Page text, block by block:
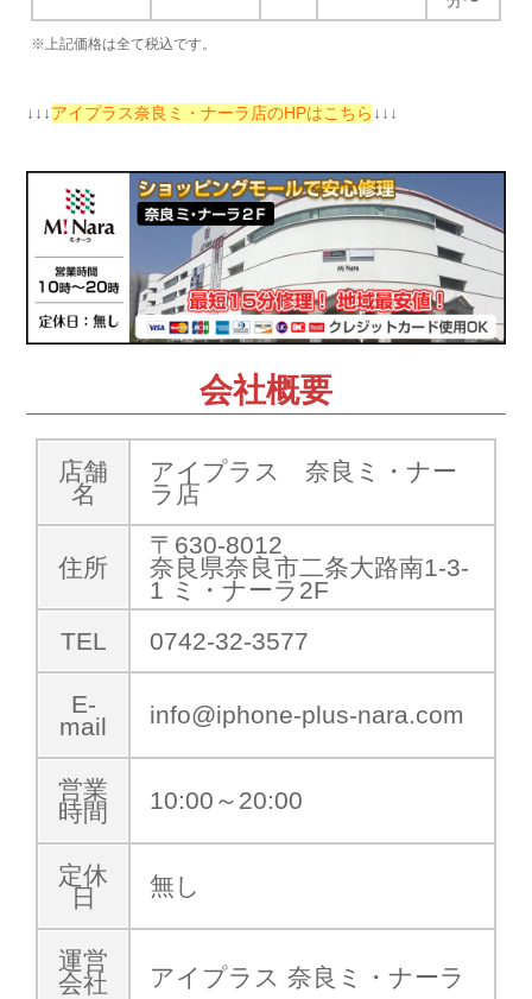
※上記価格は全て税込です。
↓↓↓アイプラス奈良ミ・ナーラ店のHPはこちら ↓↓↓
会社概要
店舗
名
アイプラス 奈良ミ・ナー
ラ店
住所
〒630-8012
奈良県奈良市二条大路南1-3-
1 ミ・ナーラ2F
TEL
0742-32-3577
E-
mail
info@iphone-plus-nara.com
営業
時間
10:00～20:00
定休
日
無し
運営
会社
アイプラス 奈良ミ・ナーラ